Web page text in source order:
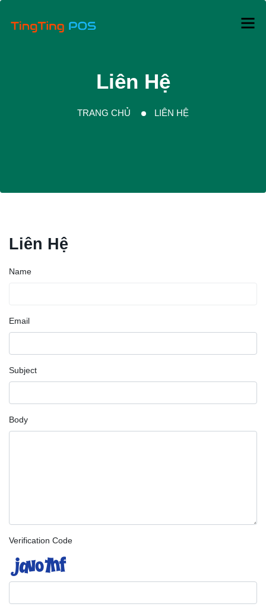
Liên Hệ
TRANG CHỦ LIÊN HỆ
Liên Hệ
Name
Email
Subject
Body
Verification Code